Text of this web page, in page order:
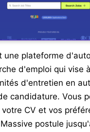
une plateforme
d'emploi qui vise
d'entretien en
candidature. Vous
CV et vos
postule